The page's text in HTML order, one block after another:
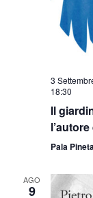
3
18:30
Il
Pala
AGO
9